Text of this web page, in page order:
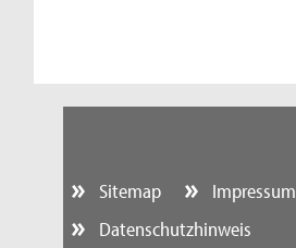
Sitemap
Impressum
Datenschutzhinweis